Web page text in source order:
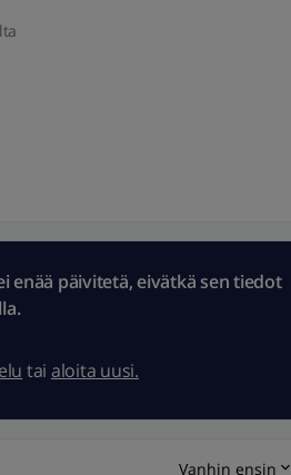
enää päivitetä, eivätkä sen tiedot
tai aloita uusi.
Vanhin ensin